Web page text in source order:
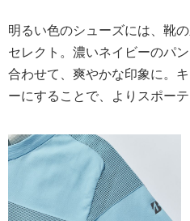
明るい色のシューズには、靴
セレクト。濃いネイビーのパ
合わせて、爽やかな印象に。
ーにすることで、よりスポーテ